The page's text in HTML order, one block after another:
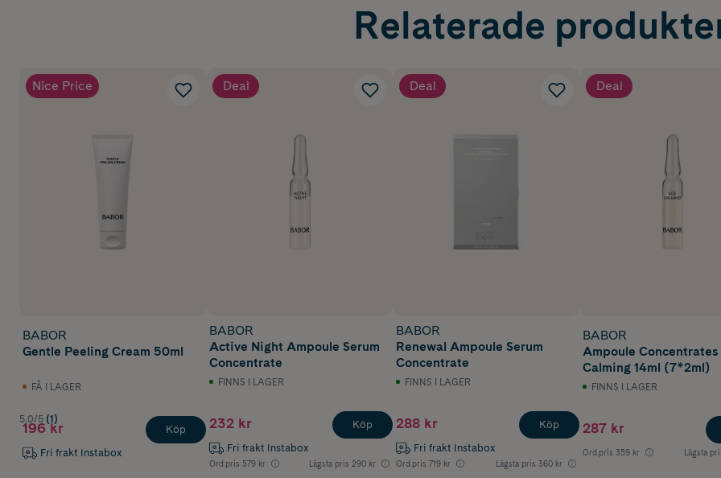
Relaterade
Nice Price
BABOR
Gentle Peeling Cream 50ml
FÅ I LAGER
5.0/5 (1)
196 kr
Fri frakt Instabox
Köp
Deal
BABOR
Active Night Ampoule Serum
Concentrate
FINNS I LAGER
232 kr
Fri frakt Instabox
Ord.pris 579 kr Lägsta pris 290 kr
Köp
Deal
BABOR
Renewal Ampoule Serum
Concentrate
FINNS I LAGER
288 kr
Fri frakt Instabox
Ord.pris 719 kr Lägsta pris 360 kr
Köp
Deal
BABOR
Ampoule Concentrates
Calming 14ml (7*2ml)
FINNS I LAGER
287 kr
Ord.pris 359 kr Lägsta